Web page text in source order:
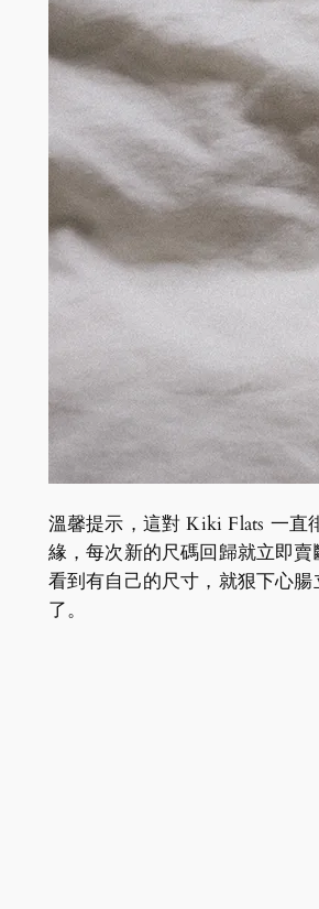
溫馨提示，這對 Kiki Flats 一直
緣，每次新的尺碼回歸就立即
看到有自己的尺寸，就狠下心腸
了。